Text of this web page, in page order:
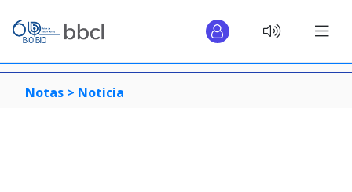
Notas > Noticia